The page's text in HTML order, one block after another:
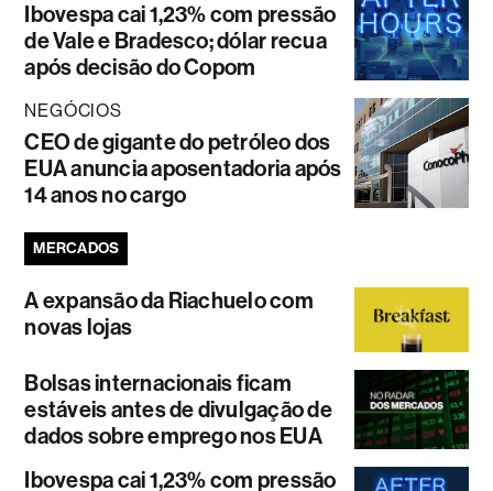
Ibovespa cai 1,23% com pressão
de Vale e Bradesco; dólar recua
após decisão do Copom
NEGÓCIOS
CEO de gigante do petróleo dos
EUA anuncia aposentadoria após
14 anos no cargo
MERCADOS
A expansão da Riachuelo com
novas lojas
Bolsas internacionais ficam
estáveis antes de divulgação de
dados sobre emprego nos EUA
Ibovespa cai 1,23% com pressão